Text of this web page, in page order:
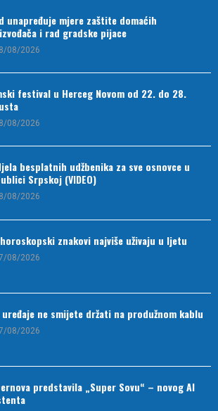
unapređuje mjere zaštite domaćih
i rad gradske pijace
08/2026
festival u Herceg Novom od 22. do 28.
08/2026
besplatnih udžbenika za sve osnovce u
Srpskoj (VIDEO)
08/2026
znakovi najviše uživaju u ljetu
08/2026
uređaje ne smijete držati na produžnom kablu
08/2026
predstavila „Super Sovu“ – novog AI